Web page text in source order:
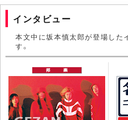
インタビュー
本文中に坂本慎太郎が登場した
す。